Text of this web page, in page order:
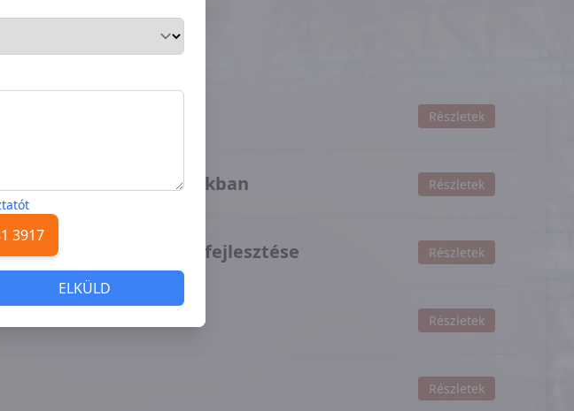
Részletek
tatabányai ipari parkban Részletek
Park legújabb csarnokfejlesztése Részletek
Részletek
Részletek
3917
ELKÜLD